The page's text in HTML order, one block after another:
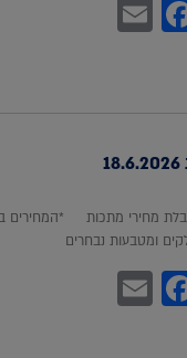
Facebook
מחירי מתכות *המחירים
ומטבעות נבחרים
Facebook